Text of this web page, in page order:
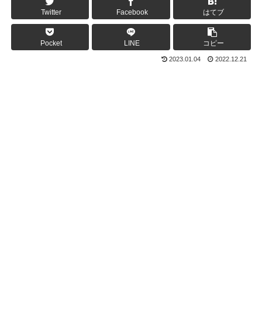
Twitter Facebook はてブ
Pocket LINE コピー
2023.01.04 2022.12.21